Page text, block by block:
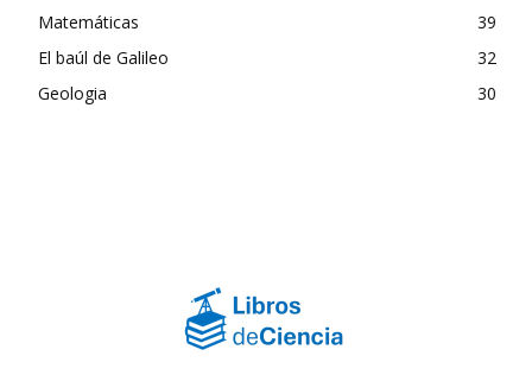
Matemáticas
39
El baúl de Galileo
32
Geologia
30